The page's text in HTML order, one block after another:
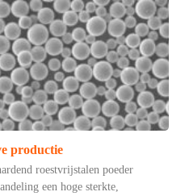
productie
roestvrijstalen poeder
een hoge sterkte,